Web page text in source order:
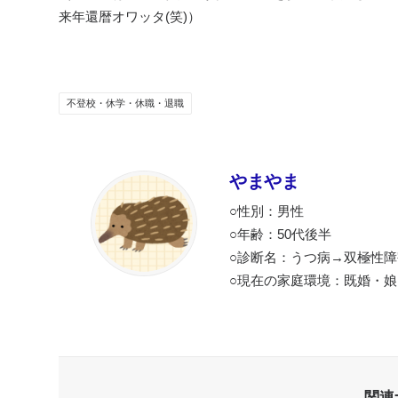
来年還暦オワッタ(笑)）
不登校・休学・休職・退職
やまやま
○性別：男性
○年齢：50代後半
○診断名：うつ病→双極性
○現在の家庭環境：既婚・